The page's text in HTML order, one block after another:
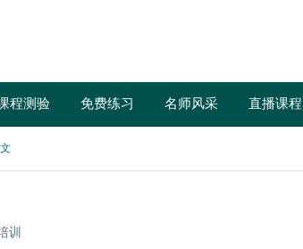
程测验 免费练习 名师风采 直播课程
训